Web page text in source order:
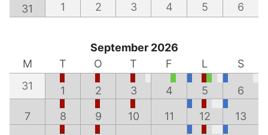
31
1 2 3 4 5 6
September 2026
M
T O T F L
S
31
1 2 3 4 5 6
7 8 9 10 11 12 13